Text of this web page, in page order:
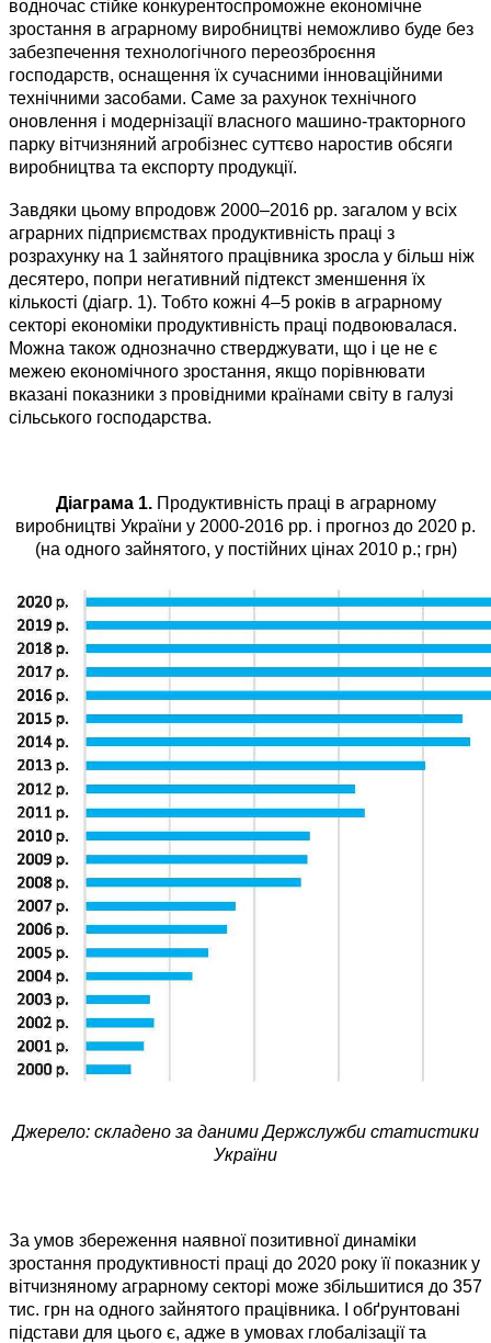
водночас стійке конкурентоспроможне економічне
зростання в аграрному виробництві неможливо буде без
забезпечення технологічного переозброєн­ня
господарств, оснащення їх сучасними інноваційними
технічними засобами. Саме за рахунок технічного
оновлення і модернізації власного машино-тракторного
парку вітчизняний агробізнес суттєво наростив обсяги
виробництва та експорту продукції.
Завдяки цьому впродовж 2000–2016 рр. загалом у всіх
аграрних підприємствах продуктивність праці з
розрахунку на 1 зайнятого працівника зросла у більш ніж
десятеро, попри негативний підтекст зменшення їх
кількості (діагр. 1). Тобто кожні 4–5 років в аграрному
секторі економіки продуктивність праці подвоювалася.
Можна також однозначно стверджувати, що і це не є
межею економічного зростання, якщо порівнювати
вказані показники з провідними країнами світу в галузі
сільського господарства.
Діаграма 1.Продуктивність праці в аграрному
виробництві України у 2000-2016 рр. і прогноз до 2020 р.
(на одного зайнятого, у постійних цінах 2010 р.; грн)
Джерело: складено за даними Держслужби статистики
України
За умов збереження наявної позитивної динаміки
зростання продуктивності праці до 2020 року її показник у
віт­чизняному аграрному секторі може збільшитися до 357
тис. грн на одного зайнятого працівника. І обґрунтовані
підстави для цього є, адже в умовах глобалізації та